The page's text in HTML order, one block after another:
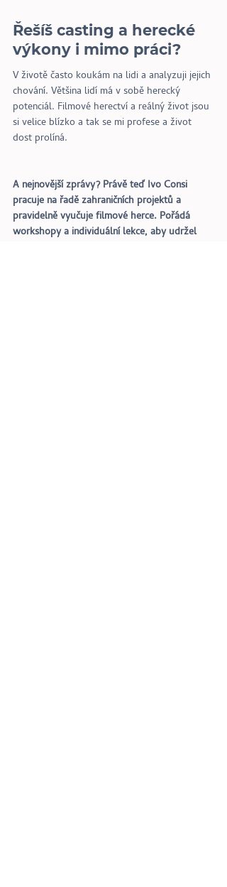
Řešíš casting a herecké
výkony i mimo práci?
V životě často koukám na lidi a analyzuji jejich
chování. Většina lidí má v sobě herecký
potenciál. Filmové herectví a reálný život jsou
si velice blízko a tak se mi profese a život
dost prolíná.
A nejnovější zprávy? Právě teď Ivo Consi
pracuje na řadě zahraničních projektů a
pravidelně vyučuje filmové herce. Pořádá
workshopy a individuální lekce, aby udržel